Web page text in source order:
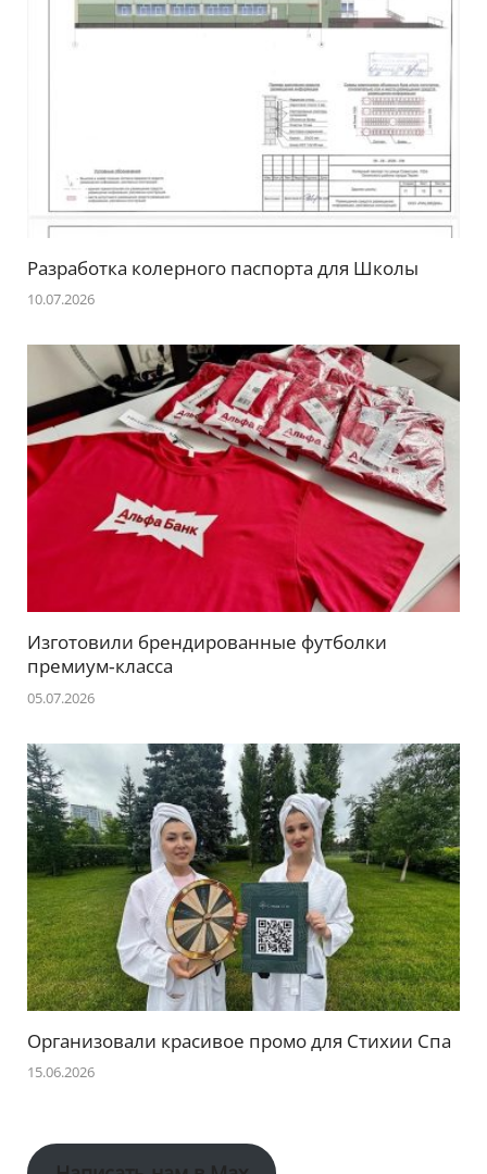
Разработка колерного паспорта для Школы
10.07.2026
Изготовили брендированные футболки
премиум‑класса
05.07.2026
Организовали красивое промо для Стихии Спа
15.06.2026